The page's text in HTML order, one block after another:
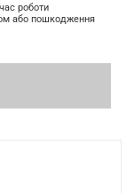
роботи
або пошкодження